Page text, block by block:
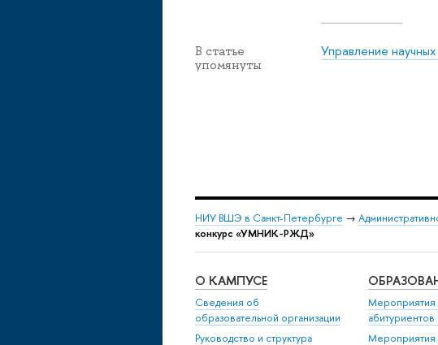
В статье
упомянуты
Управление
НИУ ВШЭ в Санкт-Петербурге →
конкурс «УМНИК-РЖД»
О КАМПУСЕ
Сведения об
образовательной организации
Руководство и структура
Мероприятия
абитуриентов
Мероприятия